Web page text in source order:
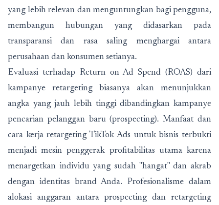
yang lebih relevan dan menguntungkan bagi pengguna,
membangun hubungan yang didasarkan pada
transparansi dan rasa saling menghargai antara
perusahaan dan konsumen setianya.
Evaluasi terhadap Return on Ad Spend (ROAS) dari
kampanye retargeting biasanya akan menunjukkan
angka yang jauh lebih tinggi dibandingkan kampanye
pencarian pelanggan baru (prospecting). Manfaat dan
cara kerja retargeting TikTok Ads untuk bisnis terbukti
menjadi mesin penggerak profitabilitas utama karena
menargetkan individu yang sudah "hangat" dan akrab
dengan identitas brand Anda. Profesionalisme dalam
alokasi anggaran antara prospecting dan retargeting